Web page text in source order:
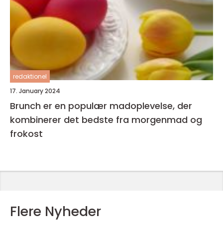
redaktionel
17. January 2024
Brunch er en populær madoplevelse, der
kombinerer det bedste fra morgenmad og
frokost
Flere Nyheder